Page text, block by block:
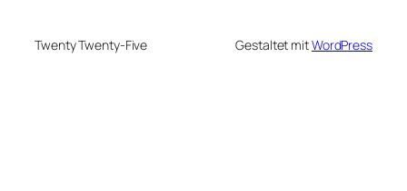
Twenty Twenty-Five Gestaltet mitWordPress